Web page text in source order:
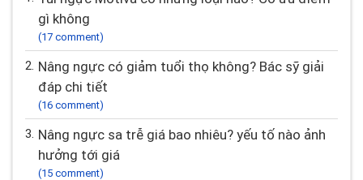
gì không
(17 comment)
2. Nâng ngực có giảm tuổi thọ không? Bác sỹ giải
đáp chi tiết
(16 comment)
3. Nâng ngực sa trễ giá bao nhiêu? yếu tố nào ảnh
hưởng tới giá
(15 comment)